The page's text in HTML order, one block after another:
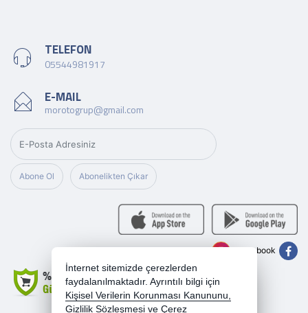
TELEFON
05544981917
E-MAIL
morotogrup@gmail.com
Abone Ol Abonelikten Çıkar
Facebook
Instagram
İnternet sitemizde çerezlerden
faydalanılmaktadır. Ayrıntılı bilgi için
Kişisel Verilerin Korunması Kanununu,
Gizlilik Sözleşmesi ve Çerez